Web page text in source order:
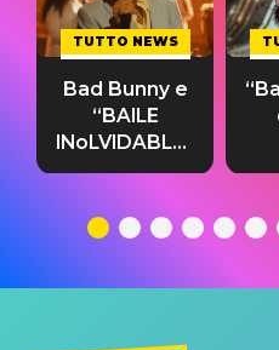
TUTTO NEWS
Bad Bunny e
“BAILE
INoLVIDABLE”:
testo,
significato